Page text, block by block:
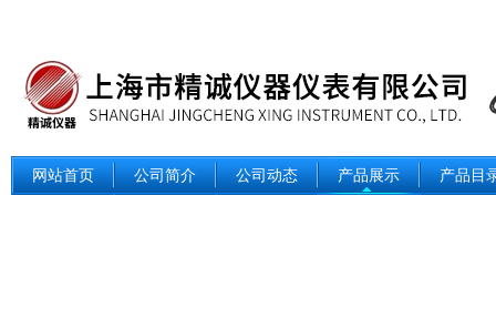
网站首页 公司简介 公司动态 产品展示 产品目